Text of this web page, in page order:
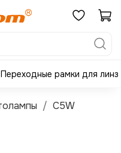
Переходные рамки для линз
C5W